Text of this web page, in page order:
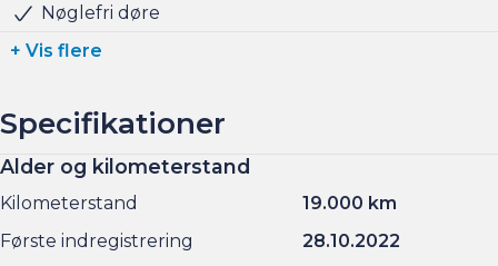
Nøglefri døre
+ Vis flere
Specifikationer
Alder og kilometerstand
Kilometerstand
19.000 km
Første indregistrering
28.10.2022